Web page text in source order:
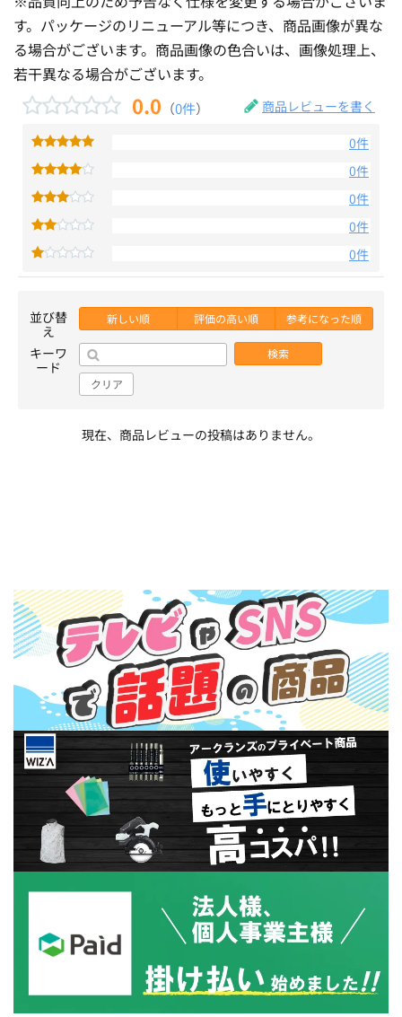
す。パッケージのリニューアル等につき、商品画像が異な
る場合がございます。商品画像の色合いは、画像処理上、
若干異なる場合がございます。
0.0 （0件） 商品レビューを書く
0件
0件
0件
0件
0件
並び替
え
新しい順 評価の高い順 参考になった順
キーワ
ード
検索
クリア
現在、商品レビューの投稿はありません。